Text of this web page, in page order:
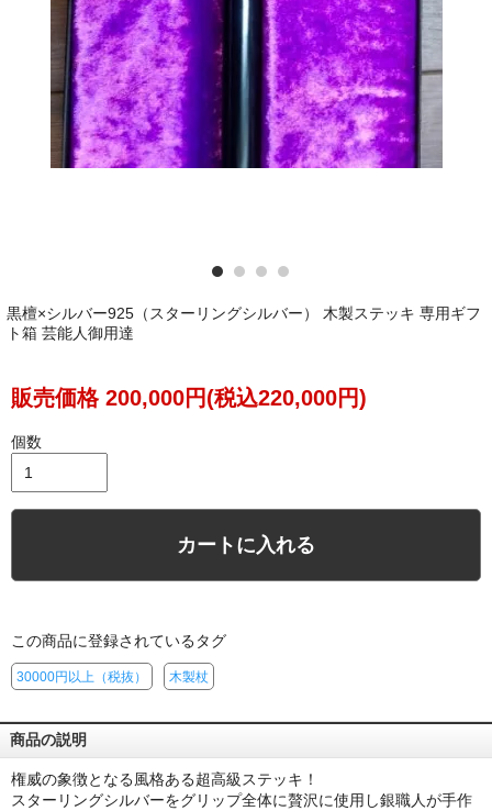
黒檀×シルバー925（スターリングシルバー） 木製ステッキ 専用ギフ
ト箱 芸能人御用達
販売価格 200,000円(税込220,000円)
個数
カートに入れる
この商品に登録されているタグ
30000円以上（税抜） 木製杖
商品の説明
権威の象徴となる風格ある超高級ステッキ！
スターリングシルバーをグリップ全体に贅沢に使用し銀職人が手作